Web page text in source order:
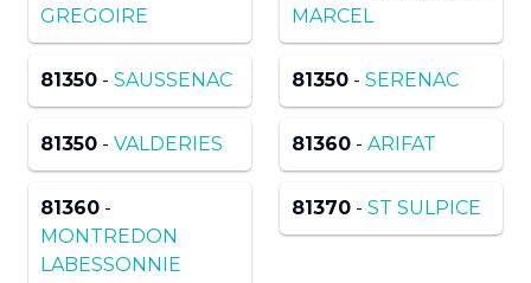
GREGOIRE
MARCEL
81350 - SAUSSENAC 81350 - SERENAC
81350 - VALDERIES 81360 - ARIFAT
81360 -
MONTREDON
LABESSONNIE
81370 - ST SULPICE